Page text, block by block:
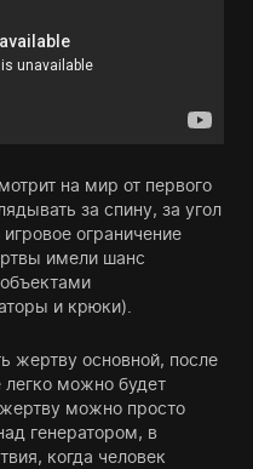
на мир от первого
за спину, за угол
ограничение
имели шанс
и крюки).
жертву основной, после
легко можно будет
можно просто
генератором, в
когда человек